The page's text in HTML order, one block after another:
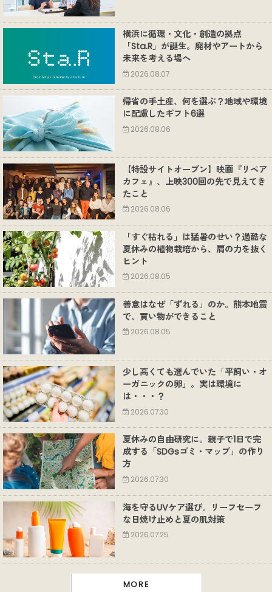
横浜に循環・文化・創造の拠点
「Sta.R」が誕生。廃材やアートから
未来を考える場へ
2026.08.07
帰省の手土産、何を選ぶ？地域や環境
に配慮したギフト6選
2026.08.06
【特設サイトオープン】映画『リペア
カフェ』、上映300回の先で見えてき
たこと
2026.08.06
「すぐ枯れる」は猛暑のせい？過酷な
夏休みの植物栽培から、肩の力を抜く
ヒント
2026.08.05
善意はなぜ「ずれる」のか。熊本地震
で、買い物ができること
2026.08.05
少し高くても選んでいた「平飼い・オ
ーガニックの卵」。実は環境に
は・・・？
2026.07.30
夏休みの自由研究に。親子で1日で完
成する「SDGsゴミ・マップ」の作り
方
2026.07.30
海を守るUVケア選び。リーフセーフ
な日焼け止めと夏の肌対策
2026.07.25
MORE